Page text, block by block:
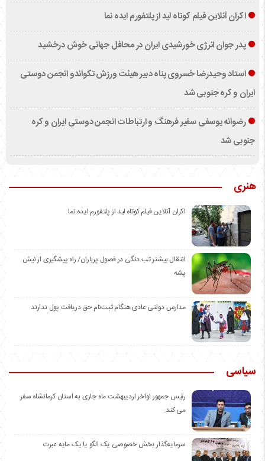
اکران آنلاین فیلم کوتاه لید از پلتفورم ایده نما
پدر جوان انرژی خورشیدی ایران در محافل جهانی خوش درخشید
استاد وحیدرضا خسروی پناه دبیر هیئت ورزش تکواندو انجمن دوستی
ایران و کره جنوبی شد
رضوانه یوسفی سفیر فرهنگ و ارتباطات انجمن دوستی ایران و کره
جنوبی شد
هنری
اکران آنلاین فیلم کوتاه لید از پلتفورم ایده نما
انتقال بیشتر تب دنگی در فصول پرباران/ راه پیشگیری از نیش
پشه
مدارس دولتی عادی هنگام ثبت‌نام حق دریافت پول ندارند
سیاسی
رئیس جمهور اواخر اردیبهشت ماه جاری به استان کرمانشاه سفر
می کند.
سرمایه‌گذار بخش خصوصی یک الگو یا یک مایه عبرت